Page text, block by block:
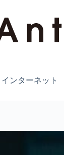
インターネット